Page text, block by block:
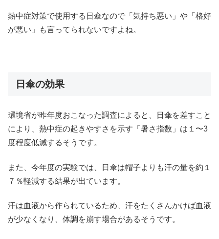
熱中症対策で使用する日傘なので「気持ち悪い」や「格好
が悪い」も言ってられないですよね。
日傘の効果
環境省が昨年度おこなった調査によると、日傘を差すこと
により、熱中症の起きやすさを示す「暑さ指数」は１〜3
度程度低減するそうです。
また、今年度の実験では、日傘は帽子よりも汗の量を約１
７％軽減する結果が出ています。
汗は血液から作られているため、汗をたくさんかけば血液
が少なくなり、体調を崩す場合があるそうです。